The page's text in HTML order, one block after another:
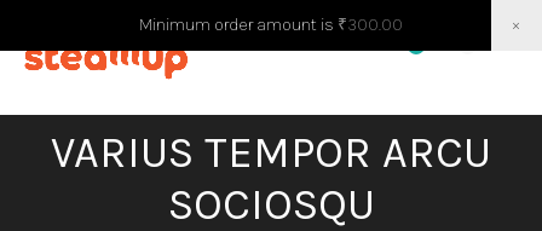
VARIUS TEMPOR ARCU
SOCIOSQU
Minimum order amount is ₹300.00 ×